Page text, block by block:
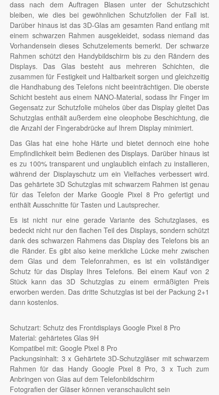
dass nach dem Auftragen Blasen unter der Schutzschicht
bleiben, wie dies bei gewöhnlichen Schutzfolien der Fall ist.
Darüber hinaus ist das 3D-Glas am gesamten Rand entlang mit
einem schwarzen Rahmen ausgekleidet, sodass niemand das
Vorhandensein dieses Schutzelements bemerkt. Der schwarze
Rahmen schützt den Handybildschirm bis zu den Rändern des
Displays. Das Glas besteht aus mehreren Schichten, die
zusammen für Festigkeit und Haltbarkeit sorgen und gleichzeitig
die Handhabung des Telefons nicht beeinträchtigen. Die oberste
Schicht besteht aus einem NANO-Material, sodass Ihr Finger im
Gegensatz zur Schutzfolie mühelos über das Display gleitet Das
Schutzglas enthält außerdem eine oleophobe Beschichtung, die
die Anzahl der Fingerabdrücke auf Ihrem Display minimiert.
Das Glas hat eine hohe Härte und bietet dennoch eine hohe
Empfindlichkeit beim Bedienen des Displays. Darüber hinaus ist
es zu 100% transparent und unglaublich einfach zu installieren,
während der Displayschutz um ein Vielfaches verbessert wird.
Das gehärtete 3D Schutzglas mit schwarzem Rahmen ist genau
für das Telefon der Marke Google Pixel 8 Pro gefertigt und
enthält Ausschnitte für Tasten und Lautsprecher.
Es ist nicht nur eine gerade Variante des Schutzglases, es
bedeckt nicht nur den flachen Teil des Displays, sondern schützt
dank des schwarzen Rahmens das Display des Telefons bis an
die Ränder. Es gibt also keine merkliche Lücke mehr zwischen
dem Glas und dem Telefonrahmen, es ist ein vollständiger
Schutz für das Display Ihres Telefons. Bei einem Kauf von 2
Stück kann das 3D Schutzglas zu einem ermäßigten Preis
erworben werden. Das dritte Schutzglas ist bei der Packung 2+1
dann kostenlos.
Schutzart: Schutz des Frontdisplays Google Pixel 8 Pro
Material: gehärtetes Glas 9H
Kompatibel mit: Google Pixel 8 Pro
Packungsinhalt: 3 x Gehärtete 3D-Schutzgläser mit schwarzem
Rahmen für das Handy Google Pixel 8 Pro, 3 x Tuch zum
Anbringen von Glas auf dem Telefonbildschirm
Fotografien der Gläser können veranschaulicht sein